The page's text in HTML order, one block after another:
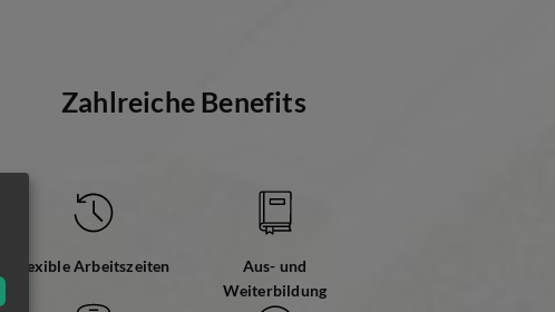
Zahlreiche Benefits
flexible Arbeitszeiten
Aus- und
Weiterbildung